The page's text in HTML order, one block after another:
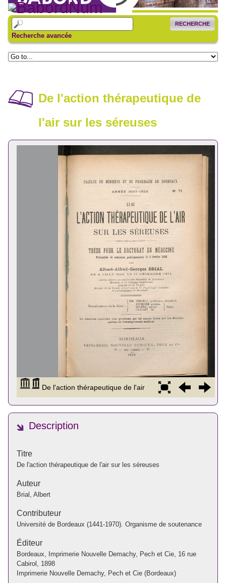
RECHERCHE
Recherche avancée
De l'action thérapeutique de
l'air sur les séreuses
Description
Titre
De l'action thérapeutique de l'air sur les séreuses
Auteur
Brial, Albert
Contributeur
Université de Bordeaux (1441-1970). Organisme de soutenance
Éditeur
Bordeaux, Imprimerie Nouvelle Demachy, Pech et Cie, 16 rue
Cabirol, 1898
Imprimerie Nouvelle Demachy, Pech et Cie (Bordeaux)